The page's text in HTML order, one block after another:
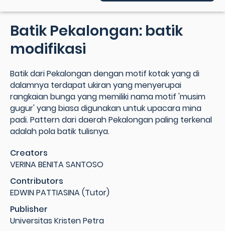
Batik Pekalongan: batik
modifikasi
Batik dari Pekalongan dengan motif kotak yang di
dalamnya terdapat ukiran yang menyerupai
rangkaian bunga yang memiliki nama motif 'musim
gugur' yang biasa digunakan untuk upacara mina
padi. Pattern dari daerah Pekalongan paling terkenal
adalah pola batik tulisnya.
Creators
VERINA BENITA SANTOSO
Contributors
EDWIN PATTIASINA (Tutor)
Publisher
Universitas Kristen Petra